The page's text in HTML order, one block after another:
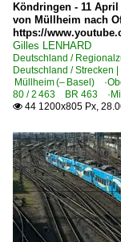
Arverio
Köndringen - 11 April
von Müllheim nach
https://
Gilles LENHARD
Deutschland /
Deutschland / Strecken
Müllheim (– Basel)
80 / 2 463 BR 463
 44 1200x805 Px,